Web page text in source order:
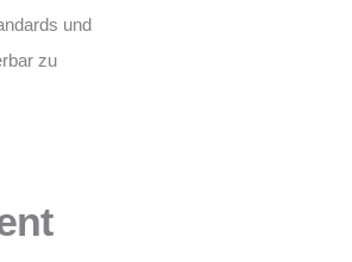
und
zu